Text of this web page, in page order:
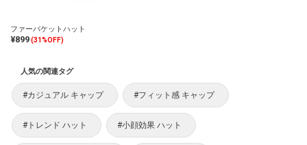
ファーバケットハット
¥899(31%OFF)
人気の関連タグ
#カジュアル キャップ #フィット感 キャップ
#トレンド ハット #小顔効果 ハット